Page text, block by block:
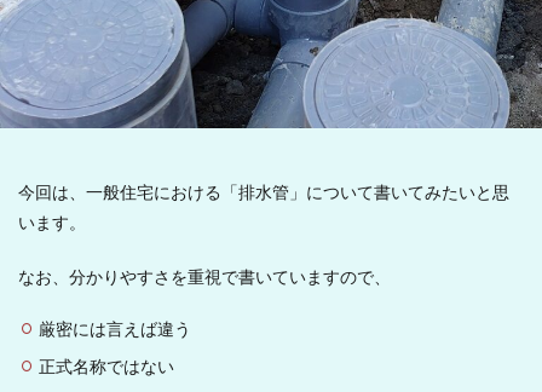
今回は、一般住宅における「排水管」について書いてみたいと思
います。
なお、分かりやすさを重視で書いていますので、
厳密には言えば違う
正式名称ではない